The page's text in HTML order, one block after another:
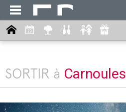
SORTIR à Carnoules